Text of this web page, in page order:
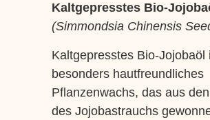
Kaltgepresstes Bio-
(Simmondsia Chinensis
Kaltgepresstes Bio-Jojobaöl
besonders hautfreundliches
Pflanzenwachs, das aus
des Jojobastrauchs